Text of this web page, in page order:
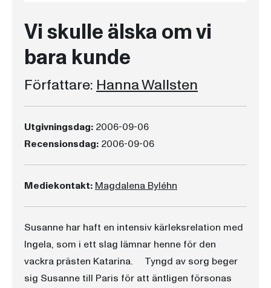
Vi skulle älska om vi
bara kunde
Författare: Hanna Wallsten
Utgivningsdag: 2006-09-06
Recensionsdag: 2006-09-06
Mediekontakt: Magdalena Byléhn
Susanne har haft en intensiv kärleksrelation med
Ingela, som i ett slag lämnar henne för den
vackra prästen Katarina. Tyngd av sorg beger
sig Susanne till Paris för att äntligen försonas